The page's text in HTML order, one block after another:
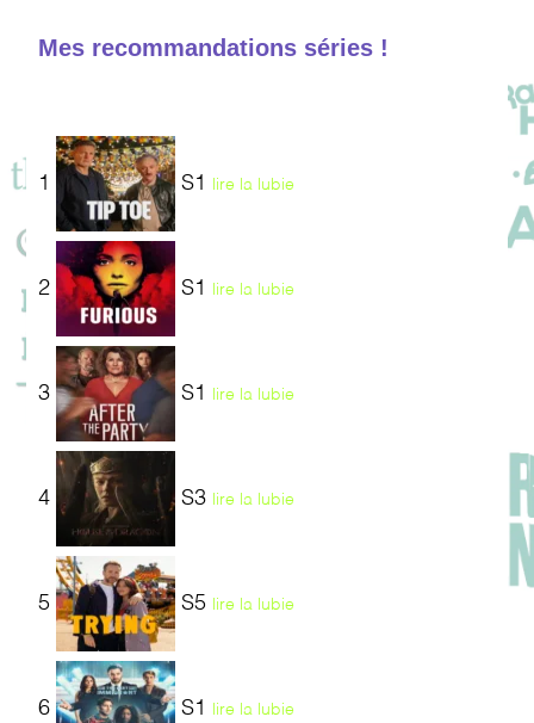
Mes recommandations séries !
1 S1 lire la lubie
2 S1 lire la lubie
3 S1 lire la lubie
4 S3 lire la lubie
5 S5 lire la lubie
6 S1 lire la lubie